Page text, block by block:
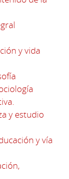
y vida
y estudio
y vía